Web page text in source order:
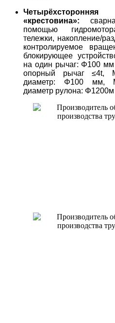
«крестовина»:
помощью
тележки, накопление/
контролируемое
блокирующее
на один рычаг: Φ100 мм
опорный рычаг ≤4t,
диаметр: Φ100 мм,
диаметр рулона: Φ1200м